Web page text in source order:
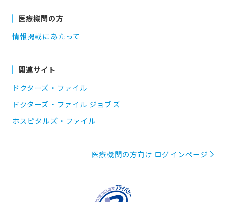
医療機関の方
情報掲載にあたって
関連サイト
ドクターズ・ファイル
ドクターズ・ファイル ジョブズ
ホスピタルズ・ファイル
医療機関の方向け ログインページ